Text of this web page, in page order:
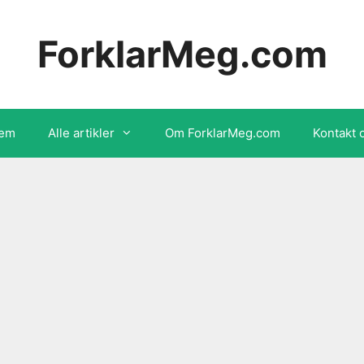
ForklarMeg.com
Alle artikler Om ForklarMeg.com Kontakt